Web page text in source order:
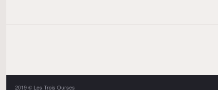
2019 © Les Trois Ourses